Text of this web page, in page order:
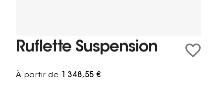
Ruflette Suspension
À partir de 1 348,55 €